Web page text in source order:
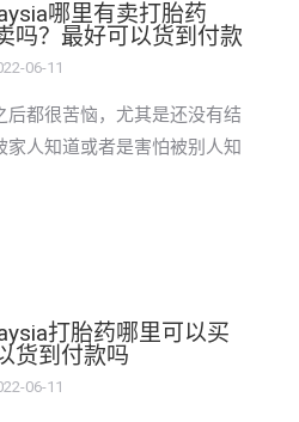
哪里有卖打胎药
吗？最好可以货到付款
06-11
后都很苦恼，尤其是还没有结
家人知道或者是害怕被别人知
打胎药哪里可以买
货到付款吗
06-11